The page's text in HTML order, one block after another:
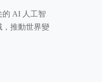
的 AI 人工智
，推動世界變